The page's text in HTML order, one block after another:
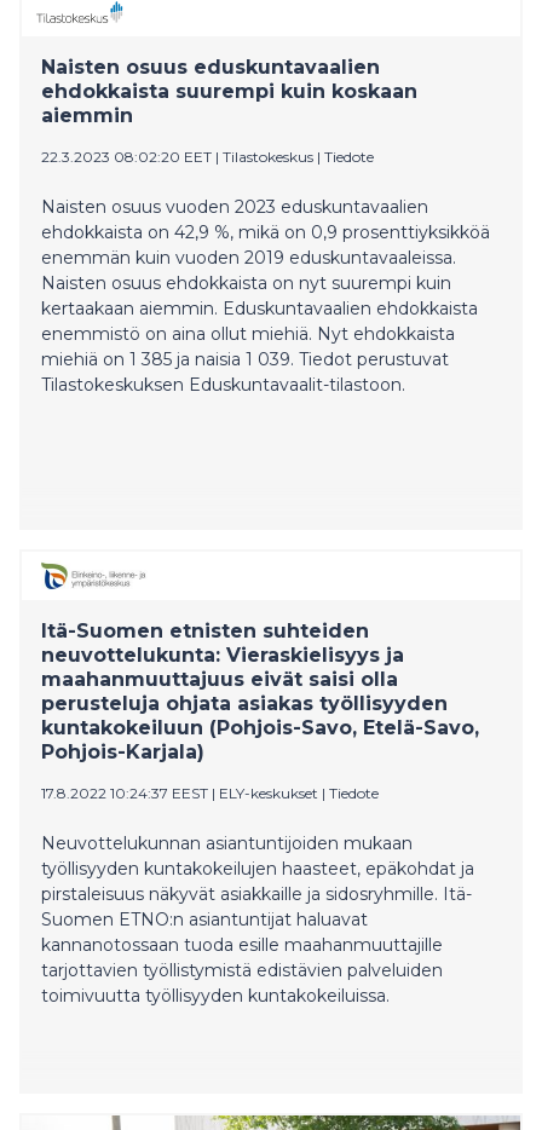
tiettyihin tutkintoihin. Nuorten koulutuspoluissa on
asuinalueellisia eroja. Tiedot selviävät
kaupunginkanslian uudesta tilastojulkaisusta Nuorten
koulutus Helsingissä – polku peruskoulusta eteenpäin.
Naisten osuus eduskuntavaalien
ehdokkaista suurempi kuin koskaan
aiemmin
22.3.2023 08:02:20 EET | Tilastokeskus | Tiedote
Naisten osuus vuoden 2023 eduskuntavaalien
ehdokkaista on 42,9 %, mikä on 0,9 prosenttiyksikköä
enemmän kuin vuoden 2019 eduskuntavaaleissa.
Naisten osuus ehdokkaista on nyt suurempi kuin
kertaakaan aiemmin. Eduskuntavaalien ehdokkaista
enemmistö on aina ollut miehiä. Nyt ehdokkaista
miehiä on 1 385 ja naisia 1 039. Tiedot perustuvat
Tilastokeskuksen Eduskuntavaalit-tilastoon.
Itä-Suomen etnisten suhteiden
neuvottelukunta: Vieraskielisyys ja
maahanmuuttajuus eivät saisi olla
perusteluja ohjata asiakas työllisyyden
kuntakokeiluun (Pohjois-Savo, Etelä-Savo,
Pohjois-Karjala)
17.8.2022 10:24:37 EEST | ELY-keskukset | Tiedote
Neuvottelukunnan asiantuntijoiden mukaan
työllisyyden kuntakokeilujen haasteet, epäkohdat ja
pirstaleisuus näkyvät asiakkaille ja sidosryhmille. Itä-
Suomen ETNO:n asiantuntijat haluavat
kannanotossaan tuoda esille maahanmuuttajille
tarjottavien työllistymistä edistävien palveluiden
toimivuutta työllisyyden kuntakokeiluissa.